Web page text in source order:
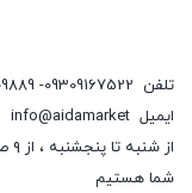
تلفن 09309167522- 09019809889
ایمیل info@aidamarket
شما هستیم